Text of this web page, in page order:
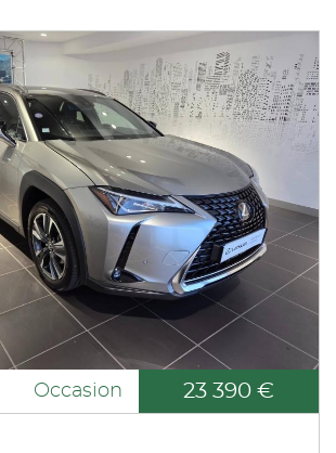
Occasion 23 390 €